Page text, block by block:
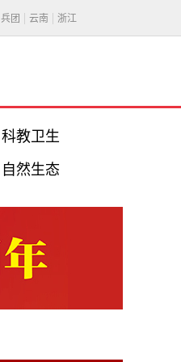
兵团 云南 浙江
科教卫生
自然生态